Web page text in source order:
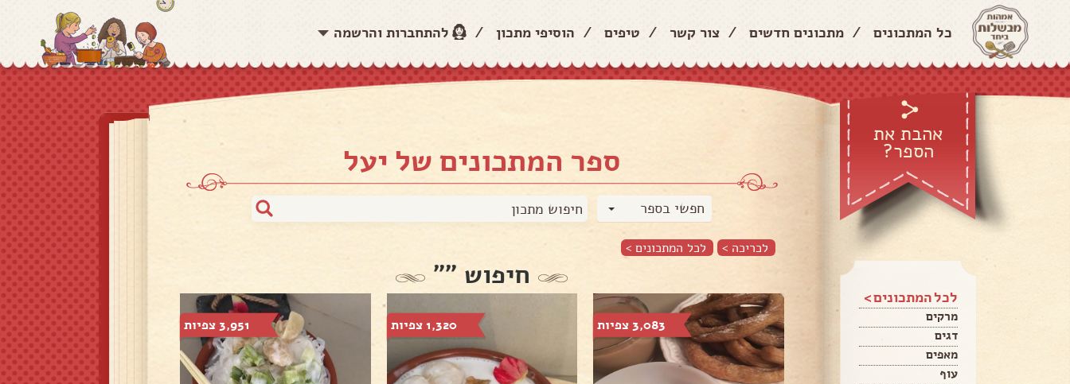
כל המתכונים / מתכונים חדשים / צור קשר / טיפים / הוסיפי מתכון / להתחברות והרשמה
אהבת את
הספר?
לכל המתכונים >
מרקים
דגים
מאפים
עוף
ספר המתכונים של יעל
חפשי בספר
לכריכה > לכל המתכונים >
חיפוש ""
3,083 צפיות 1,320 צפיות 3,951 צפיות